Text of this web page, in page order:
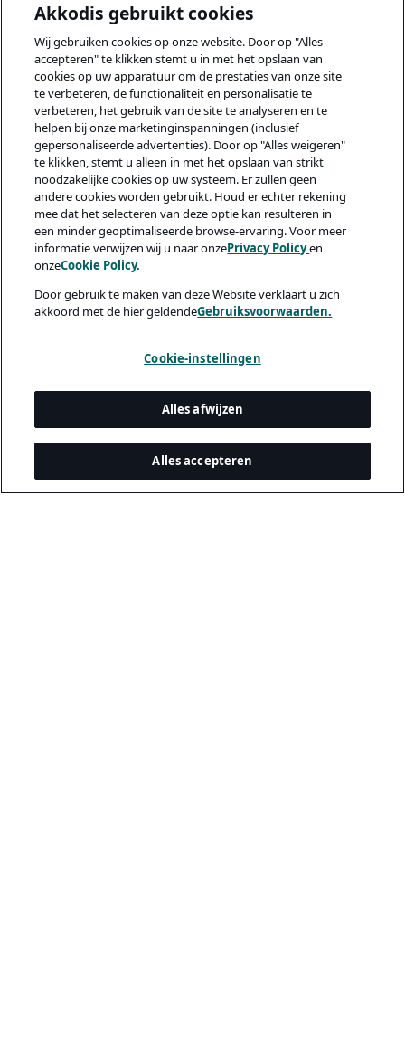
Akkodis gebruikt cookies
Wij gebruiken cookies op onze website. Door op "Alles
accepteren" te klikken stemt u in met het opslaan van
cookies op uw apparatuur om de prestaties van onze site
te verbeteren, de functionaliteit en personalisatie te
verbeteren, het gebruik van de site te analyseren en te
helpen bij onze marketinginspanningen (inclusief
gepersonaliseerde advertenties). Door op "Alles weigeren"
te klikken, stemt u alleen in met het opslaan van strikt
noodzakelijke cookies op uw systeem. Er zullen geen
andere cookies worden gebruikt. Houd er echter rekening
mee dat het selecteren van deze optie kan resulteren in
een minder geoptimaliseerde browse-ervaring. Voor meer
informatie verwijzen wij u naar onzePrivacy Policyen
onzeCookie Policy.
Door gebruik te maken van deze Website verklaart u zich
akkoord met de hier geldendeGebruiksvoorwaarden.
Cookie-instellingen
Alles afwijzen
Alles accepteren